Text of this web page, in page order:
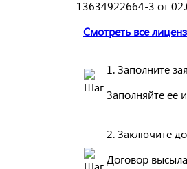
13634922664-3 от
Смотреть все
1. Заполните
Заполняйте ее
2. Заключите
Договор